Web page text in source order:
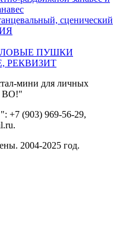
сценический
ПУШКИ
РЕКВИЗИТ
мини для личных
ВО!"
+7 (903) 969-56-29,
2004-2025 год.